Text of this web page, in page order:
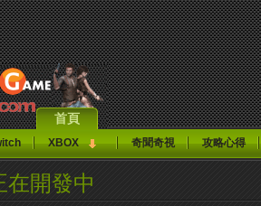
首頁
XBOX 奇聞奇視 攻略心得
在開發中